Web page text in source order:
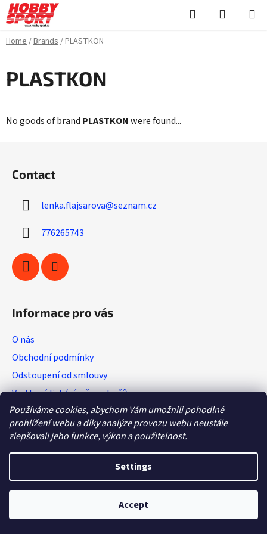
Používáme cookies, abychom Vám umožnili pohodlné
prohlížení webu a díky analýze provozu webu neustále
zlepšovali jeho funkce, výkon a použitelnost.
Settings
Accept
Skip
to
content
Search
CART
Home/Brands/PLASTKON
PLASTKON
No goods of brand PLASTKONwere found...
Contact
lenka.flajsarova@seznam.cz
776265743
Informace pro vás
O nás
Obchodní podmínky
Odstoupení od smlouvy
Vratkový list (výměna zboží)
Reklamační protokol
GDPR
Created by Shoptet
Hobby - sport